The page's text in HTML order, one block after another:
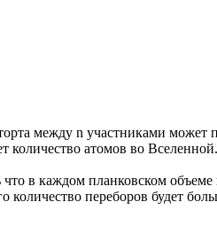
между n участниками может
количество атомов во Вселенной.
в каждом планковском
количество переборов будет